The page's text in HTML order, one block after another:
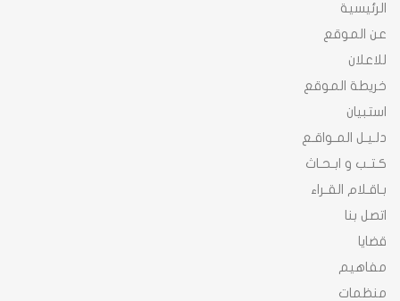
الرئيسية
عن الموقع
للاعلان
خريطة الموقع
استبيان
دلـيـل المـواقـع
كـتـب و ابـحـاث
بـاقـلام القـراء
اتصل بنا
قضايا
مفاهيم
منظمات